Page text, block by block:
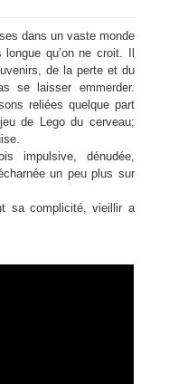
dans un vaste monde
qu’on ne croit. Il
de la perte et du
se laisser emmerder.
reliées quelque part
de Lego du cerveau;
impulsive, dénudée,
un peu plus sur
sa complicité, vieillir a